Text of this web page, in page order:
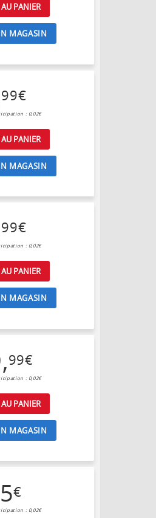
AU PANIER
MAGASIN
99€
: 0,02€
AU PANIER
MAGASIN
99€
: 0,02€
AU PANIER
MAGASIN
,99€
: 0,02€
AU PANIER
MAGASIN
€
: 0,02€